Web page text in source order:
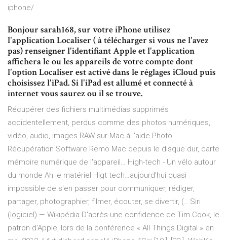
iphone/
Bonjour sarah168, sur votre iPhone utilisez
l'application Localiser ( à télécharger si vous ne l'avez
pas) renseigner l'identifiant Apple et l'application
affichera le ou les appareils de votre compte dont
l'option Localiser est activé dans le réglages iCloud puis
choisissez l'iPad. Si l'iPad est allumé et connecté à
internet vous saurez ou il se trouve.
Récupérer des fichiers multimédias supprimés
accidentellement, perdus comme des photos numériques,
vidéo, audio, images RAW sur Mac à l'aide Photo
Récupération Software Remo Mac depuis le disque dur, carte
mémoire numérique de l'appareil… High-tech - Un vélo autour
du monde Ah le matériel Higt tech…aujourd'hui quasi
impossible de s'en passer pour communiquer, rédiger,
partager, photographier, filmer, écouter, se divertir, (.. Siri
(logiciel) — Wikipédia D'après une confidence de Tim Cook, le
patron d'Apple, lors de la conférence « All Things Digital » en